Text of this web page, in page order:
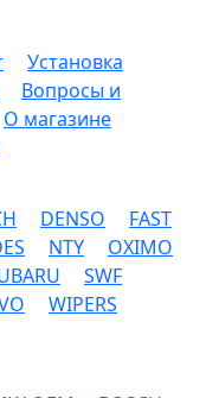
Установка
Вопросы и
О магазине
DENSO
FAST
NTY
OXIMO
SWF
WIPERS